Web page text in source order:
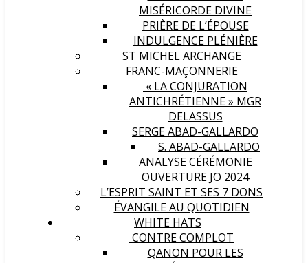
MISÉRICORDE DIVINE
PRIÈRE DE L’ÉPOUSE
INDULGENCE PLÉNIÈRE
ST MICHEL ARCHANGE
FRANC-MAÇONNERIE
« LA CONJURATION
ANTICHRÉTIENNE » MGR
DELASSUS
SERGE ABAD-GALLARDO
S. ABAD-GALLARDO
ANALYSE CÉRÉMONIE
OUVERTURE JO 2024
L’ESPRIT SAINT ET SES 7 DONS
ÉVANGILE AU QUOTIDIEN
WHITE HATS
CONTRE COMPLOT
QANON POUR LES